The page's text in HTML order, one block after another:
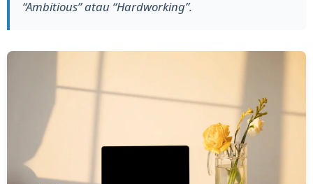
“Ambitious” atau “Hardworking”.